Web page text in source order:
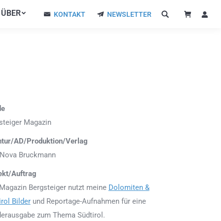
ÜBER KONTAKT NEWSLETTER
Magazin
AD/Produktion/Verlag
Bruckmann
Auftrag
Bergsteiger nutzt meine Dolomiten &
Bilderund Reportage-Aufnahmen für eine
zum Thema Südtirol.
ÜBER KONTAKT NEWSLETTER